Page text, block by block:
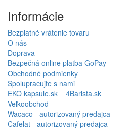
Informácie
Bezplatné vrátenie tovaru
O nás
Doprava
Bezpečná online platba GoPay
Obchodné podmienky
Spolupracujte s nami
EKO kapsule.sk = 4Barista.sk
Veľkoobchod
Wacaco - autorizovaný predajca
Cafelat - autorizovaný predajca